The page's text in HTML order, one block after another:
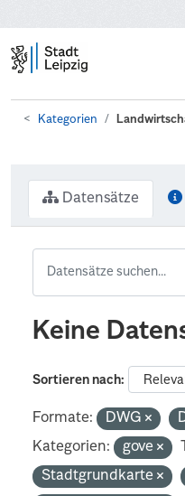
Kategorien
Datensätze
Keine
Sortieren nach
Formate: DWG
Kategorien:
gove
Stadtgrundkarte